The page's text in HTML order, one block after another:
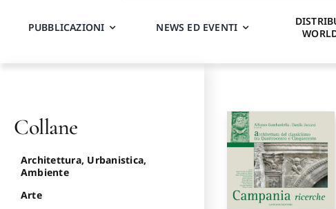
PUBBLICAZIONI NEWS ED EVENTI
Collane
Architettura, Urbanistica,
Ambiente
Arte